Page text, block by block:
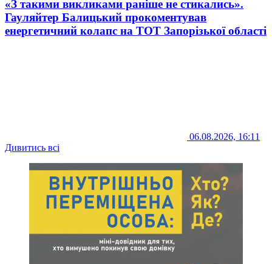
«З такими викликами раніше не стикались».
Гауляйтер Балицький прокоментував
енергетичний колапс на ТОТ Запорізької області
06.08.2026, 16:11
Дивитись всі